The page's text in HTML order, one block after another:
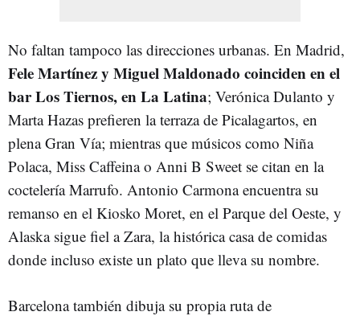
No faltan tampoco las direcciones urbanas. En Madrid,
Fele Martínez y Miguel Maldonado coinciden en el
bar Los Tiernos, en La Latina; Verónica Dulanto y
Marta Hazas prefieren la terraza de Picalagartos, en
plena Gran Vía; mientras que músicos como Niña
Polaca, Miss Caffeina o Anni B Sweet se citan en la
coctelería Marrufo. Antonio Carmona encuentra su
remanso en el Kiosko Moret, en el Parque del Oeste, y
Alaska sigue fiel a Zara, la histórica casa de comidas
donde incluso existe un plato que lleva su nombre.
Barcelona también dibuja su propia ruta de